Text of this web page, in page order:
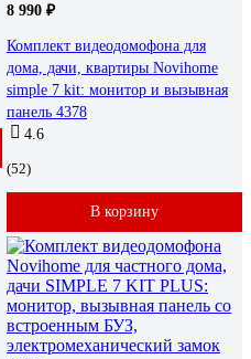
8 990 ₽
Комплект видеодомофона для
дома, дачи, квартиры Novihome
simple 7 kit: монитор и вызывная
панель 4378
4.6
(52)
В корзину